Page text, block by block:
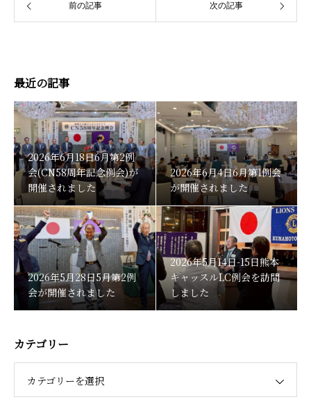
前の記事 次の記事
最近の記事
2026年6月18日6月第2例
会(CN58周年記念例会)が
開催されました
2026年6月4日6月第1例会
が開催されました
2026年5月28日5月第2例
会が開催されました
2026年5月14日-15日熊本
キャッスルLC例会を訪問
しました
カテゴリー
カテゴリーを選択